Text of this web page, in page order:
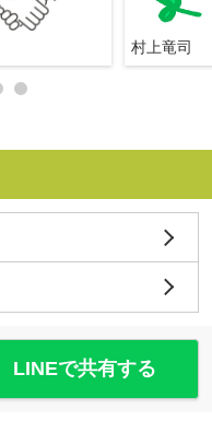
村上竜司
LINEで共有する